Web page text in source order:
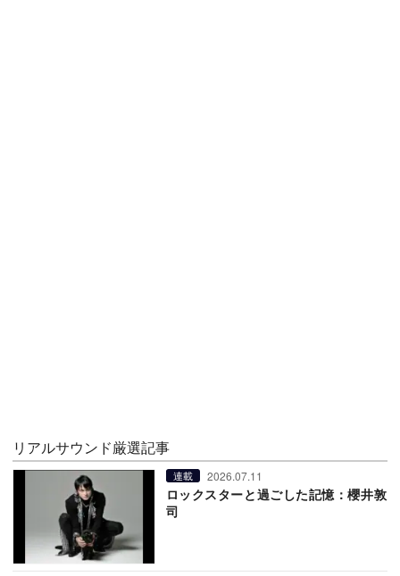
リアルサウンド厳選記事
連載 2026.07.11
ロックスターと過ごした記憶：櫻井敦
司